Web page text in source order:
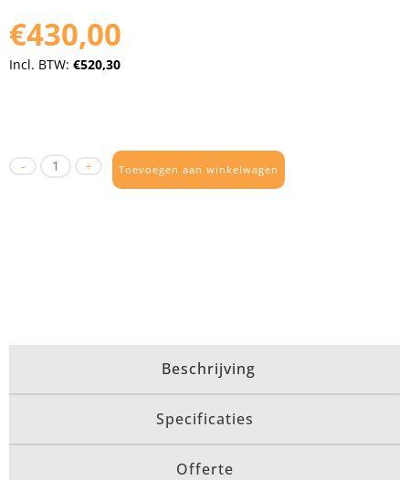
€430,00
Incl. BTW: €520,30
Toevoegen aan winkelwagen
Beschrijving
Specificaties
Offerte